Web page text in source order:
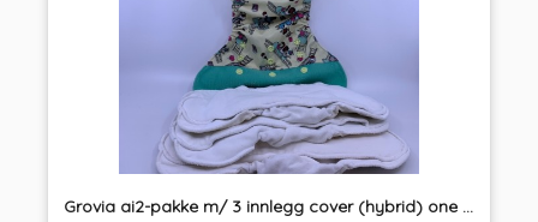
Grovia ai2-pakke m/ 3 innlegg cover (hybrid) one size tøybleie